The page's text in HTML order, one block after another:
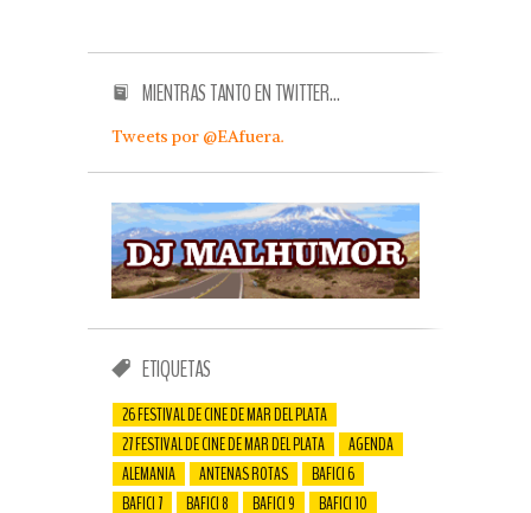
MIENTRAS TANTO EN TWITTER…
Tweets por @EAfuera.
ETIQUETAS
26 FESTIVAL DE CINE DE MAR DEL PLATA
27 FESTIVAL DE CINE DE MAR DEL PLATA
AGENDA
ALEMANIA
ANTENAS ROTAS
BAFICI 6
BAFICI 7
BAFICI 8 BAFICI 9
BAFICI 10